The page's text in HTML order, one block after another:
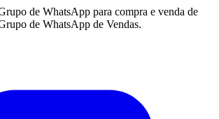
de WhatsApp para compra e venda de
de WhatsApp de Vendas.